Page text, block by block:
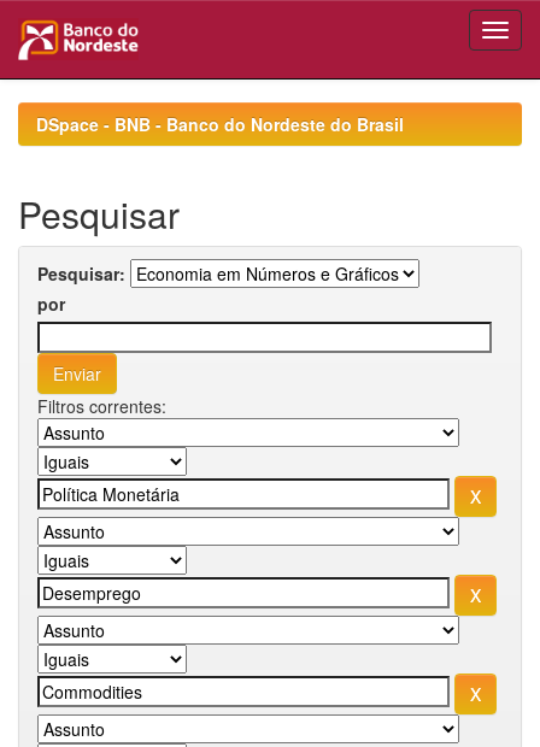
navigationDSpace - BNB - Banco do Nordeste do Brasil
Pesquisar
Pesquisar:
por
Filtros correntes: